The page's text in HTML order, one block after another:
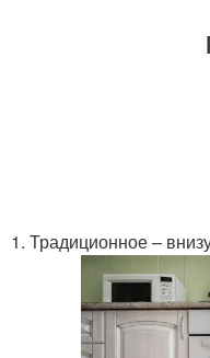
1. Традиционное –